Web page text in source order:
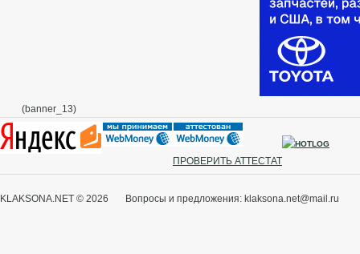
(banner_13)
ПРОВЕРИТЬ АТТЕСТАТ
KLAKSONA.NET © 2026 Вопросы и предложения: klaksona.net@mail.ru